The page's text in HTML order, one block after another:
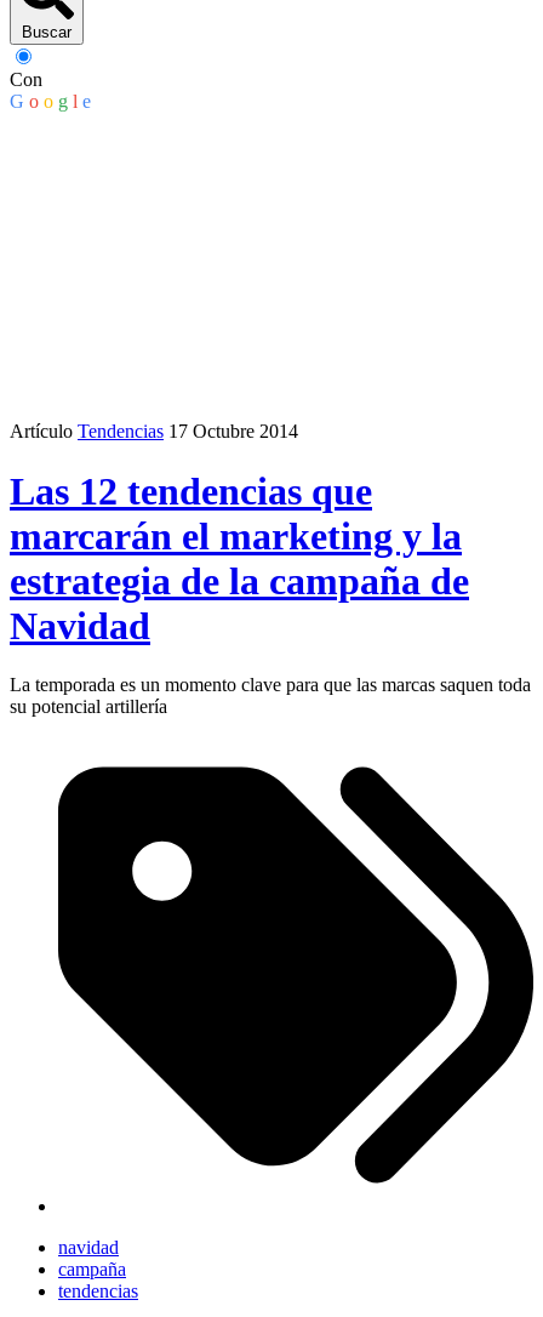
Buscar
Con
G o o g l e
Artículo Tendencias 17 Octubre 2014
Las 12 tendencias que
marcarán el marketing y la
estrategia de la campaña de
Navidad
La temporada es un momento clave para que las marcas saquen toda
su potencial artillería
navidad
campaña
tendencias